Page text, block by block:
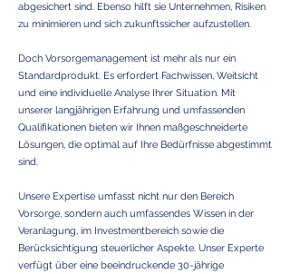
abgesichert sind. Ebenso hilft sie Unternehmen, Risiken
zu minimieren und sich zukunftssicher aufzustellen.
Doch Vorsorgemanagement ist mehr als nur ein
Standardprodukt. Es erfordert Fachwissen, Weitsicht
und eine individuelle Analyse Ihrer Situation. Mit
unserer langjährigen Erfahrung und umfassenden
Qualifikationen bieten wir Ihnen maßgeschneiderte
Lösungen, die optimal auf Ihre Bedürfnisse abgestimmt
sind.
Unsere Expertise umfasst nicht nur den Bereich
Vorsorge, sondern auch umfassendes Wissen in der
Veranlagung, im Investmentbereich sowie die
Berücksichtigung steuerlicher Aspekte. Unser Experte
verfügt über eine beeindruckende 30-jährige